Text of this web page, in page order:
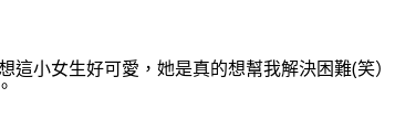
小女生好可愛，她是真的想幫我解決困難(笑）